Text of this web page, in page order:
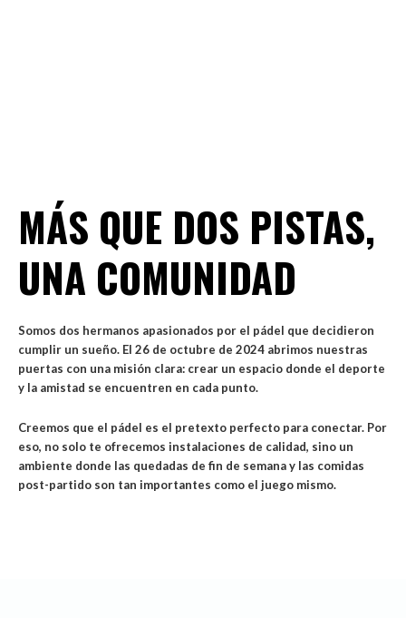
MÁS QUE DOS PISTAS,
UNA COMUNIDAD
Somos dos hermanos apasionados por el pádel que decidieron
cumplir un sueño. El 26 de octubre de 2024 abrimos nuestras
puertas con una misión clara: crear un espacio donde el deporte
y la amistad se encuentren en cada punto.
Creemos que el pádel es el pretexto perfecto para conectar. Por
eso, no solo te ofrecemos instalaciones de calidad, sino un
ambiente donde las quedadas de fin de semana y las comidas
post-partido son tan importantes como el juego mismo.